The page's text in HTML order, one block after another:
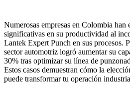
Numerosas empresas en Colombia han
significativas en su productividad al
Lantek Expert Punch en sus procesos.
sector automotriz logró aumentar su
30% tras optimizar su línea de
Estos casos demuestran cómo la
puede transformar tu operación